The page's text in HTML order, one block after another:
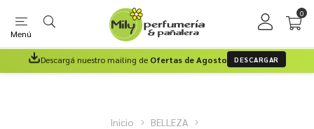
Menú
0
Descargá nuestro mailing de Ofertas de Agosto DESCARGAR
Inicio BELLEZA